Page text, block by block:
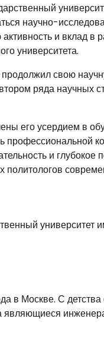
научно-
и вклад в
университета.
свою
ряда научных
его усердием в
и глубокое
в Москве. С